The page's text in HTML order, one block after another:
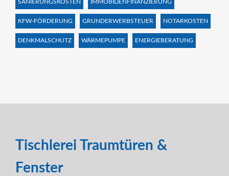
SANIERUNGSKOSTEN IMMOBILIENFINANZIERUNG
KFW-FÖRDERUNG GRUNDERWERBSTEUER NOTARKOSTEN
DENKMALSCHUTZ WÄRMEPUMPE ENERGIEBERATUNG
Tischlerei Traumtüren &
Fenster